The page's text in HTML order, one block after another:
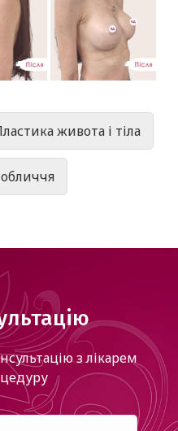
живота і тіла
з лікарем